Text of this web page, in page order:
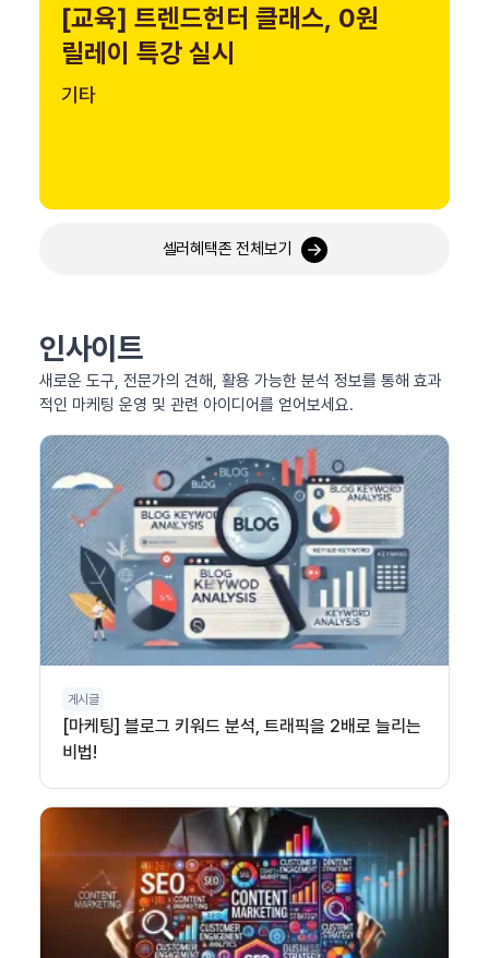
[교육] 트렌드헌터 클래스, 0원
릴레이 특강 실시
기타
셀러혜택존 전체보기
인사이트
새로운 도구, 전문가의 견해, 활용 가능한 분석 정보를 통해 효과
적인 마케팅 운영 및 관련 아이디어를 얻어보세요.
게시글
[마케팅] 블로그 키워드 분석, 트래픽을 2배로 늘리는
비법!